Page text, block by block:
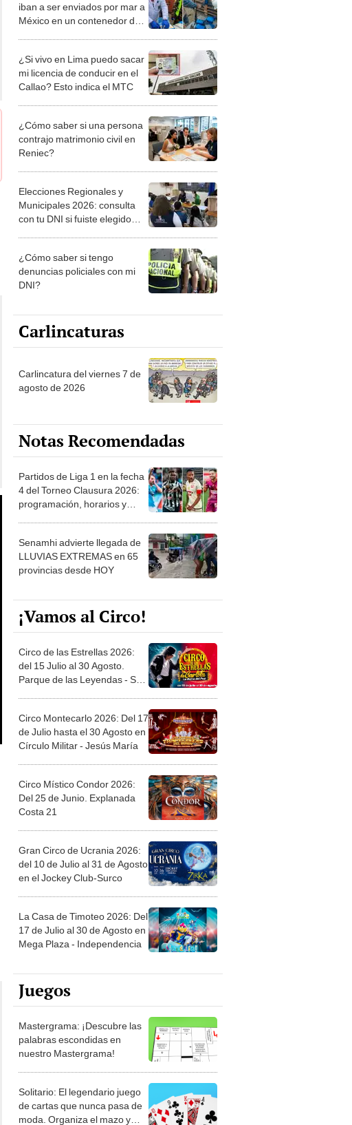
iban a ser enviados por mar a
México en un contenedor de
¿Si vivo en Lima puedo sacar
mi licencia de conducir en el
Callao? Esto indica el MTC
¿Cómo saber si una persona
contrajo matrimonio civil en
Reniec?
Elecciones Regionales y
Municipales 2026: consulta
con tu DNI si fuiste elegido
la ONPE
¿Cómo saber si tengo
denuncias policiales con mi
DNI?
Carlincaturas
Carlincatura del viernes 7 de
agosto de 2026
Notas Recomendadas
Partidos de Liga 1 en la fecha
4 del Torneo Clausura 2026:
programación, horarios y
Senamhi advierte llegada de
LLUVIAS EXTREMAS en 65
provincias desde HOY
¡Vamos al Circo!
Circo de las Estrellas 2026:
del 15 Julio al 30 Agosto.
Parque de las Leyendas - San
Circo Montecarlo 2026: Del 17
de Julio hasta el 30 Agosto en
Círculo Militar - Jesús María
Circo Místico Condor 2026:
Del 25 de Junio. Explanada
Costa 21
Gran Circo de Ucrania 2026:
del 10 de Julio al 31 de Agosto
en el Jockey Club-Surco
La Casa de Timoteo 2026: Del
17 de Julio al 30 de Agosto en
Mega Plaza - Independencia
Juegos
Mastergrama: ¡Descubre las
palabras escondidas en
nuestro Mastergrama!
Solitario: El legendario juego
de cartas que nunca pasa de
moda. Organiza el mazo y